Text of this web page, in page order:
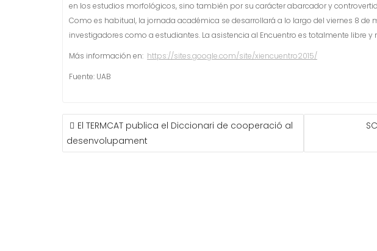
en los estudios morfológicos, sino también por su carácter abarcador y
Como es habitual, la jornada académica se desarrollará a lo largo del viernes 8 de
investigadores como a estudiantes. La asistencia al Encuentro es totalmente libre
Más información en: https://sites.google.com/site/xiencuentro2015/
Fuente: UAB
NAVEGACIÓN
DE
ENTRADAS
El TERMCAT publica el Diccionari de cooperació al
desenvolupament